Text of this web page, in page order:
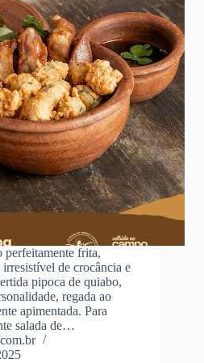
perfeitamente frita,
de crocância e
pipoca de quiabo,
regada ao
apimentada. Para
salada de…